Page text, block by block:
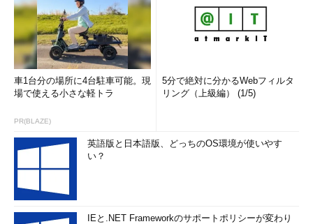
車1台分の場所に4台駐車可能。現
場で使える小さな軽トラ
PR(BLAZE)
5分で絶対に分かるWebフィルタ
リング（上級編） (1/5)
英語版と日本語版、どっちのOS環境が使いやす
い？
IEと.NET Frameworkのサポートポリシーが変わり